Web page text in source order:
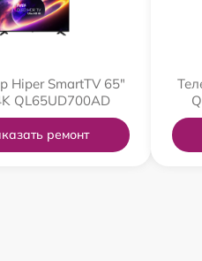
Hiper SmartTV 65"
QL65UD700AD
ремонт